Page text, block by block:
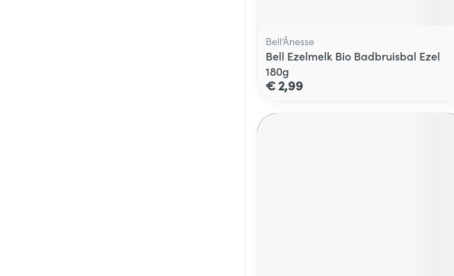
Bell’Ânesse
Bell Ezelmelk Bio Badbruisbal Ezel
180g
€ 2,99